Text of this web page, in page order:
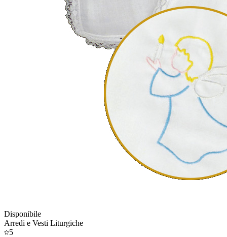
Disponibile
Arredi e Vesti Liturgiche
5